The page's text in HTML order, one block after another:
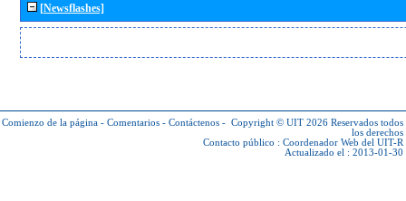
[Newsflashes]
Comienzo de la página - Comentarios - Contáctenos - Copyright © UIT 2026 Reservados todos
los derechos
Contacto público : Coordenador Web del UIT-R
Actualizado el : 2013-01-30